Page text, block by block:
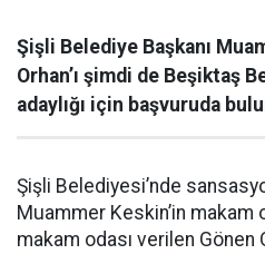
Şişli Belediye Başkanı
Orhan’ı şimdi de Beşiktaş
adaylığı için başvuruda
Şişli Belediyesi’nde
Muammer Keskin’in makam
makam odası verilen Gönen